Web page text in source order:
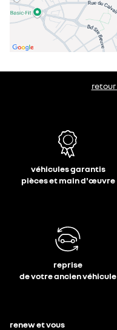
retour
véhicules garantis
pièces et main d'œuvre
reprise
de votre ancien véhicule
renew et vous